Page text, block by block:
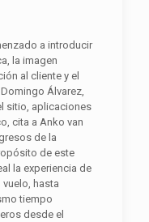
a introducir
la imagen
al cliente y el
Álvarez,
sitio, aplicaciones
cita a Anko van
de la
de este
la experiencia de
hasta
tiempo
desde el